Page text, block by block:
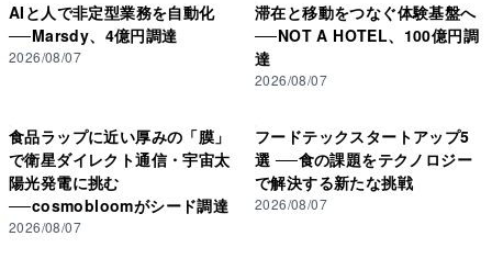
AIと人で非定型業務を自動化
──Marsdy、4億円調達
2026/08/07
滞在と移動をつなぐ体験基盤へ
──NOT A HOTEL、100億円調
達
2026/08/07
食品ラップに近い厚みの「膜」
で衛星ダイレクト通信・宇宙太
陽光発電に挑む
──cosmobloomがシード調達
2026/08/07
フードテックスタートアップ5
選 ──食の課題をテクノロジー
で解決する新たな挑戦
2026/08/07